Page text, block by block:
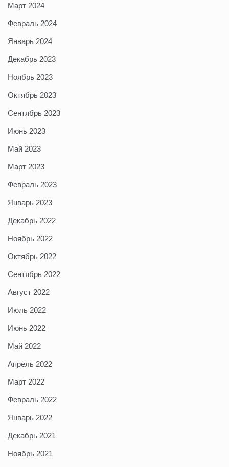
Март 2024
Февраль 2024
Январь 2024
Декабрь 2023
Ноябрь 2023
Октябрь 2023
Сентябрь 2023
Июнь 2023
Май 2023
Март 2023
Февраль 2023
Январь 2023
Декабрь 2022
Ноябрь 2022
Октябрь 2022
Сентябрь 2022
Август 2022
Июль 2022
Июнь 2022
Май 2022
Апрель 2022
Март 2022
Февраль 2022
Январь 2022
Декабрь 2021
Ноябрь 2021